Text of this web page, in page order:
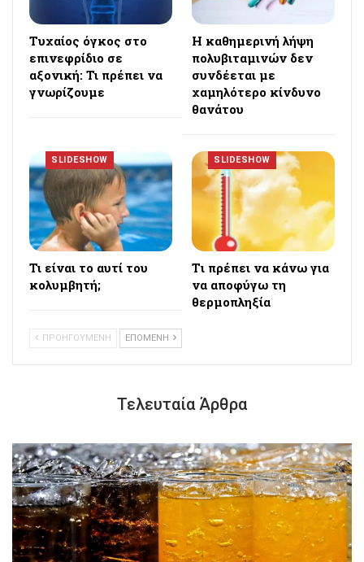
Τυχαίος όγκος στο
επινεφρίδιο σε
αξονική: Τι πρέπει να
γνωρίζουμε
Η καθημερινή λήψη
πολυβιταμινών δεν
συνδέεται με
χαμηλότερο κίνδυνο
θανάτου
SLIDESHOW
Τι είναι το αυτί του
κολυμβητή;
SLIDESHOW
Tι πρέπει να κάνω για
να αποφύγω τη
θερμοπληξία
ΠΡΟΗΓΟΥΜΕΝΗ ΕΠΟΜΕΝΗ
Τελευταία Άρθρα